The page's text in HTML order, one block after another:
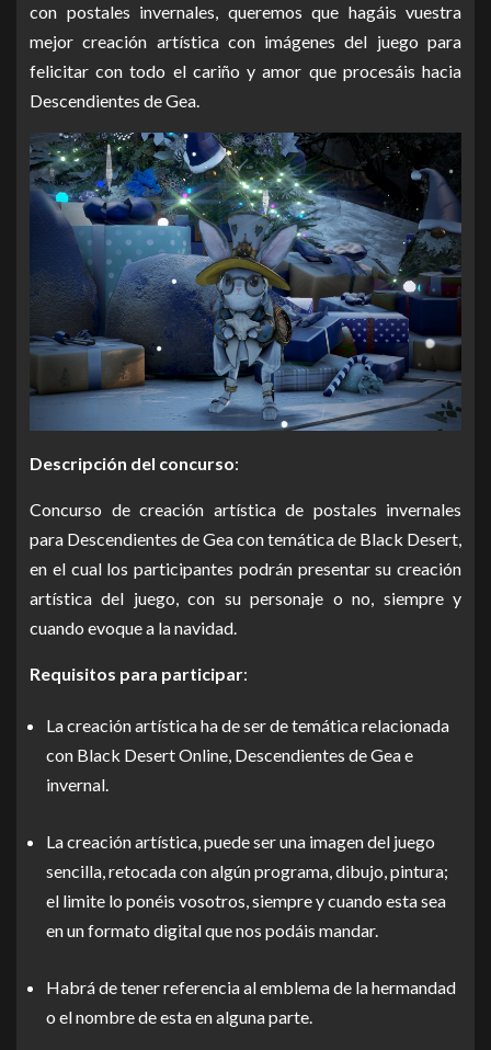
con postales invernales, queremos que hagáis vuestra
mejor creación artística con imágenes del juego para
felicitar con todo el cariño y amor que procesáis hacia
Descendientes de Gea.
Descripción del concurso:
Concurso de creación artística de postales invernales
para Descendientes de Gea con temática de Black Desert,
en el cual los participantes podrán presentar su creación
artística del juego, con su personaje o no, siempre y
cuando evoque a la navidad.
Requisitos para participar:
La creación artística ha de ser de temática relacionada
con Black Desert Online, Descendientes de Gea e
invernal.
La creación artística, puede ser una imagen del juego
sencilla, retocada con algún programa, dibujo, pintura;
el limite lo ponéis vosotros, siempre y cuando esta sea
en un formato digital que nos podáis mandar.
Habrá de tener referencia al emblema de la hermandad
o el nombre de esta en alguna parte.